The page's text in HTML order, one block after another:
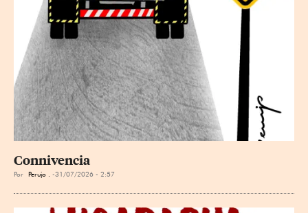
Connivencia
Por Perujo . 31/07/2026 - 2:57